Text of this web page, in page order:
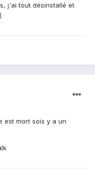
j'ai tout désinstallé et
est mort sois y a un